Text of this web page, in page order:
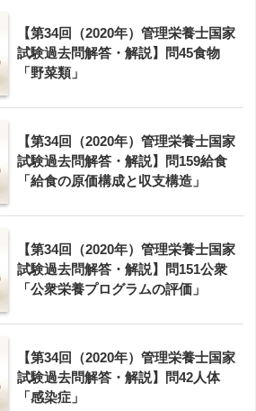
【第34回（2020年）管理栄養士国家
試験過去問解答・解説】問45食物
「野菜類」
【第34回（2020年）管理栄養士国家
試験過去問解答・解説】問159給食
「給食の原価構成と収支構造」
【第34回（2020年）管理栄養士国家
試験過去問解答・解説】問151公衆
「公衆栄養プログラムの評価」
【第34回（2020年）管理栄養士国家
試験過去問解答・解説】問42人体
「感染症」